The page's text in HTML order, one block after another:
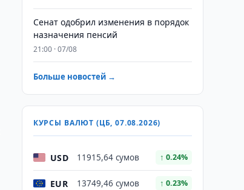
Сенат одобрил изменения в порядок
назначения пенсий
21:00 · 07/08
Больше новостей →
КУРСЫ ВАЛЮТ (ЦБ, 07.08.2026)
USD 11915,64 сумов ↑ 0.24%
EUR 13749,46 сумов ↑ 0.23%